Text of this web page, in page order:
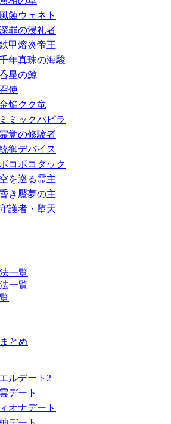
風蝕ウェネト
罪の浸礼者
甲熔炎帝王
年真珠の海駿
星の鯨
使
焔クク竜
ミミックパピラ
霊覚の修験者
御デバイス
ボコボコダック
空を巡る霊主
き魘夢の主
護者・堕天
一覧
一覧
とめ
ルデート2
デート
オナデート